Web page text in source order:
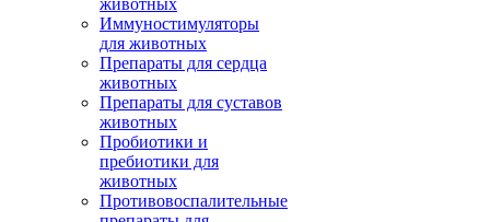
животных
Иммуностимуляторы
для животных
Препараты для сердца
животных
Препараты для суставов
животных
Пробиотики и
пребиотики для
животных
Противовоспалительные